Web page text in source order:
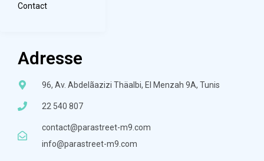
Contact
Adresse
96, Av. Abdelãazizi Thäalbi, El Menzah 9A, Tunis
22 540 807
contact@parastreet-m9.com
info@parastreet-m9.com